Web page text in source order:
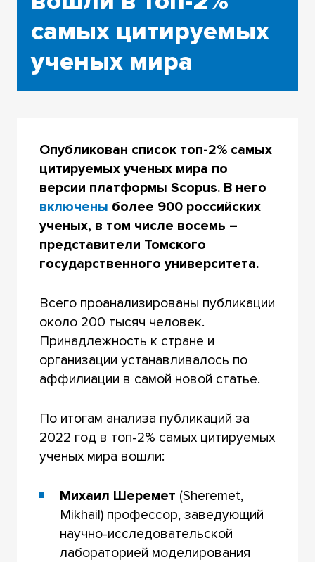
самых цитируемых
ученых мира
Опубликован список топ-2% самых
цитируемых ученых мира по
версии платформы Scopus. В него
включены более 900 российских
ученых, в том числе восемь –
представители Томского
государственного университета.
Всего проанализированы публикации
около 200 тысяч человек.
Принадлежность к стране и
организации устанавливалось по
аффилиации в самой новой статье.
По итогам анализа публикаций за
2022 год в топ-2% самых цитируемых
ученых мира вошли:
Михаил Шеремет (Sheremet,
Mikhail) профессор, заведующий
научно-исследовательской
лабораторией моделирования